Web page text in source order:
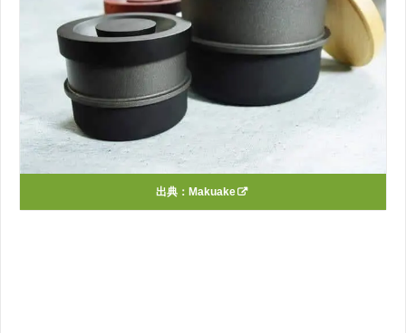
出典： Makuake